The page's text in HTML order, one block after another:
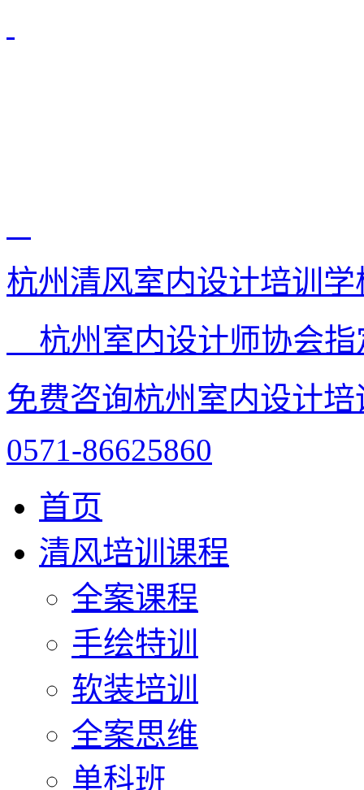
杭州清风室内设计培训学
杭州室内设计师协会
免费咨询杭州室内设计
0571-86625860
首页
清风培训课程
全案课程
手绘特训
软装培训
全案思维
单科班